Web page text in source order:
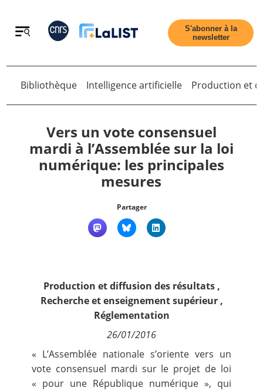
Retour
Accueil
Qui sommes nous ?
Nous suivre
S'abonner à la
newsletter
Retour
Bibliothèque Intelligence artificielle Production et
Vers un vote consensuel
mardi à l’Assemblée sur la loi
numérique: les principales
mesures
Partager
Production et diffusion des résultats,
Recherche et enseignement supérieur,
Réglementation
26/01/2016
« L’Assemblée nationale s’oriente vers un
vote consensuel mardi sur le projet de loi
« pour une République numérique », qui